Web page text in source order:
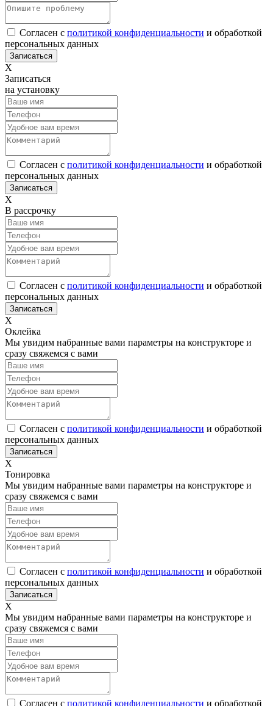
Согласен с политикой конфиденциальности и обработкой
персональных данных
Х
Записаться
на установку
Согласен с политикой конфиденциальности и обработкой
персональных данных
Х
В рассрочку
Согласен с политикой конфиденциальности и обработкой
персональных данных
Х
Оклейка
Мы увидим набранные вами параметры на конструкторе и
сразу свяжемся с вами
Согласен с политикой конфиденциальности и обработкой
персональных данных
Х
Тонировка
Мы увидим набранные вами параметры на конструкторе и
сразу свяжемся с вами
Согласен с политикой конфиденциальности и обработкой
персональных данных
Х
Мы увидим набранные вами параметры на конструкторе и
сразу свяжемся с вами
Согласен с политикой конфиденциальности и обработкой